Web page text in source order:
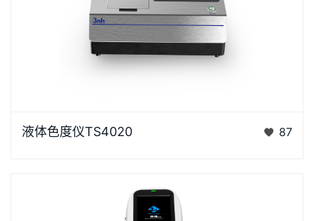
体色度测量设计的高精度色彩分析利器。采用D/0光学
液体色度仪TS4020 87